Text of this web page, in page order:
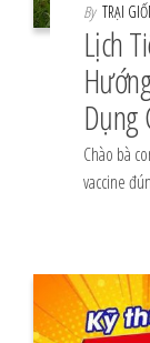
By TRẠI
Lịch
Dụng
Chào bà
vaccine